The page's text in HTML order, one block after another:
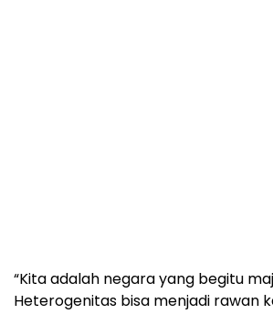
“Kita adalah negara yang begitu
Heterogenitas bisa menjadi rawan